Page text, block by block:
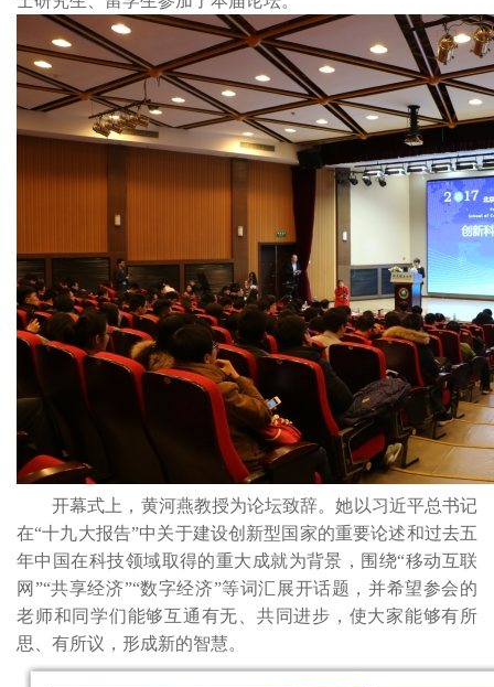
开幕式上，黄河燕教授为论坛致辞。她以习近平总书记
在“十九大报告”中关于建设创新型国家的重要论述和过去五
年中国在科技领域取得的重大成就为背景，围绕“移动互联
网”“共享经济”“数字经济”等词汇展开话题，并希望参会的
老师和同学们能够互通有无、共同进步，使大家能够有所
思、有所议，形成新的智慧。